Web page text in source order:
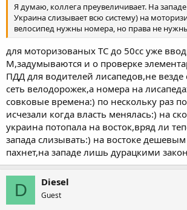
Я думаю, коллега преувеличивает. На
Украина слизывает всю систему) на
велосипед нужны номера, но права не
для моторизованых ТС до 50сс уже
М,задумываются и о проверке
ПДД для водителей лисапедов,не везде
сеть велодорожек,а номера на
совковые времена:) по нескольку раз
исчезали когда власть менялась:) на
украина потопала на восток,вряд ли
запада слизывать:) на востоке
пахнет,на западе лишь дурацкими
D Diesel
Guest